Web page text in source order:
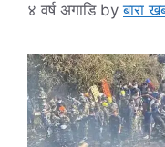
४ वर्ष अगाडि byबारा